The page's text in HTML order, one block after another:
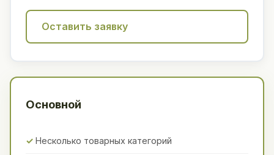
Оставить заявку
Основной
Несколько товарных категорий